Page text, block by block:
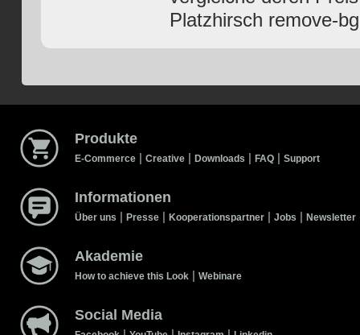
Platzhirsch remove-
Produkte
E-Commerce | Creative | Downloads | FAQ | Support
Informationen
Über uns | Presse | Kooperationspartner | Jobs | Newsletter
Akademie
How to achieve this Look | Webinare
Social Media